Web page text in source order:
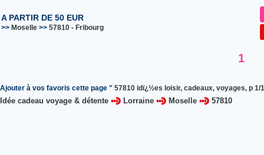
A PARTIR DE 50 EUR
>> Moselle >> 57810 - Fribourg
1
Ajouter à vos favoris cette page " 57810 idï¿½es loisir, cadeaux, voyages, p 1/1
Idée cadeau voyage & détente Lorraine Moselle 57810